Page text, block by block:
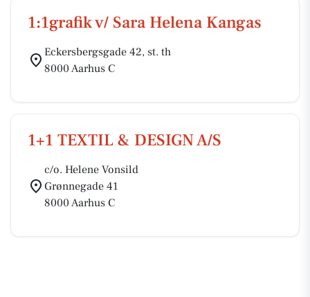
1:1grafik v/ Sara Helena Kangas
Eckersbergsgade 42, st. th
8000 Aarhus C
1+1 TEXTIL & DESIGN A/S
c/o. Helene Vonsild
Grønnegade 41
8000 Aarhus C